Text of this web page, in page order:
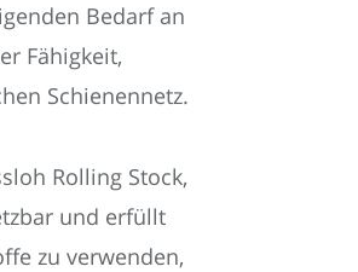
Bedarf an
Fähigkeit,
Schienennetz.
Rolling Stock,
und erfüllt
zu verwenden,